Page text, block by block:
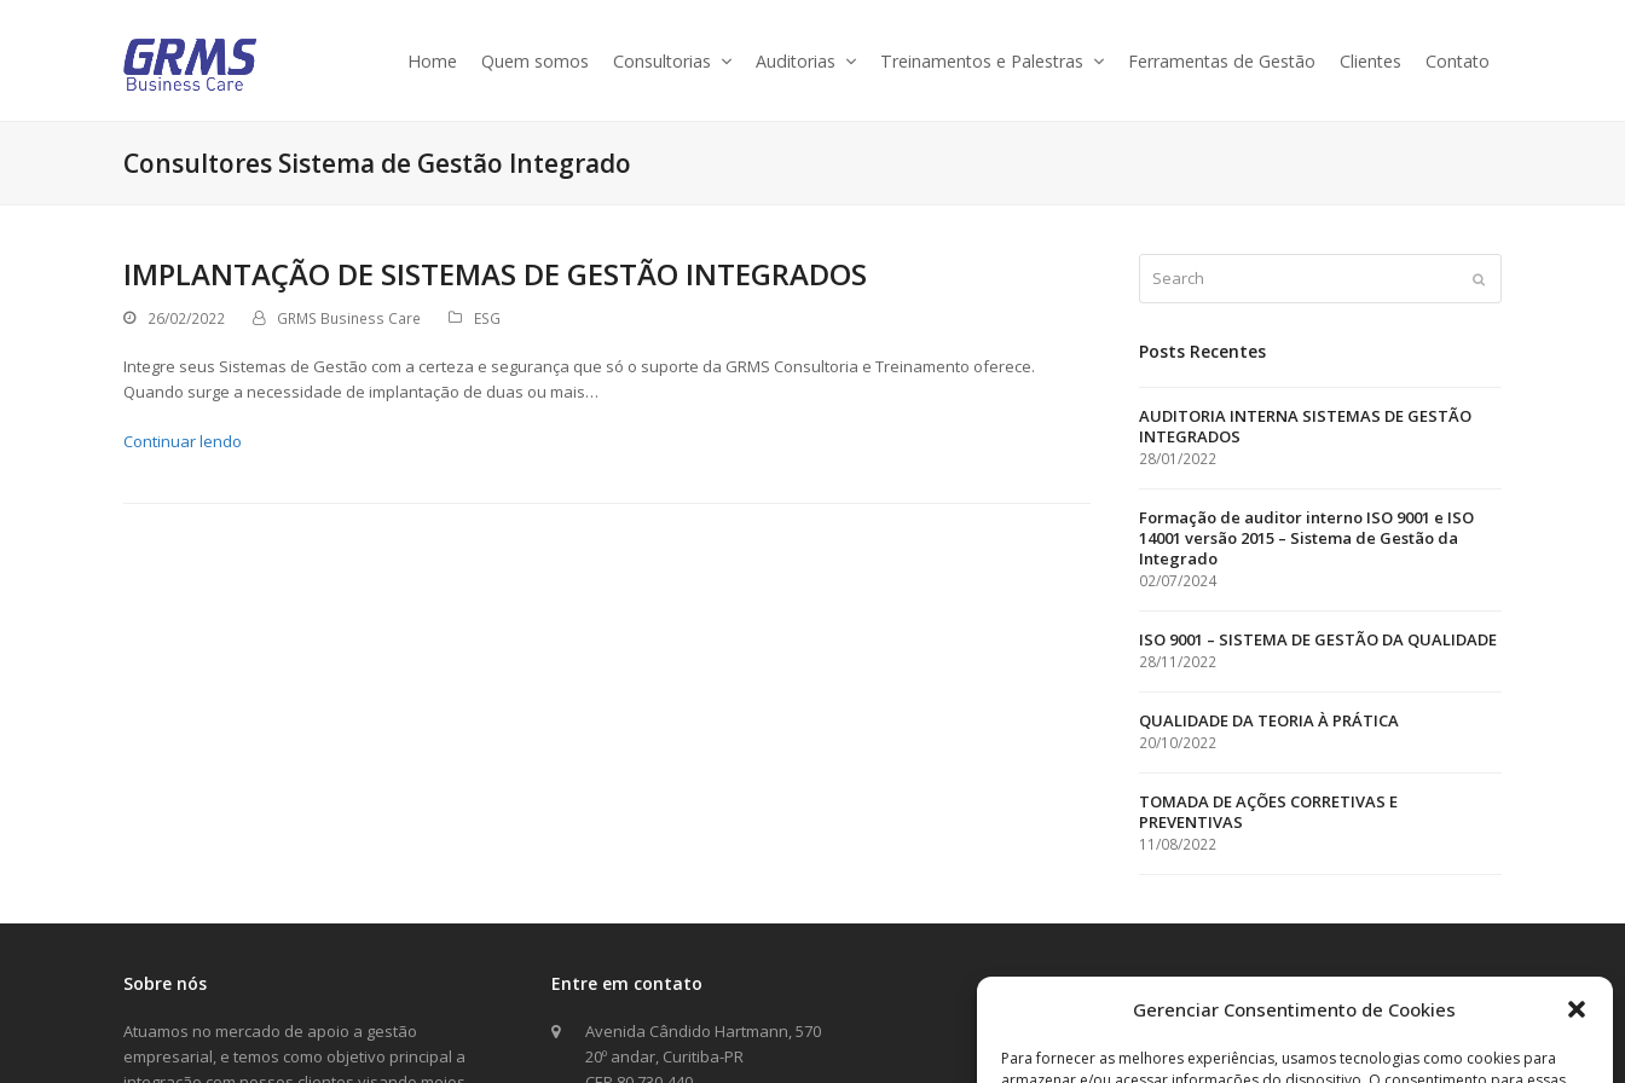
Gerenciar Consentimento de Cookies
Para fornecer as melhores experiências, usamos tecnologias como cookies para
Home Quem somos Consultorias Auditorias Treinamentos e Palestras Ferramentas de Gestão Clientes Contato
Consultores Sistema de Gestão Integrado
IMPLANTAÇÃO DE SISTEMAS DE GESTÃO INTEGRADOS
26/02/2022 GRMS Business Care ESG
Integre seus Sistemas de Gestão com a certeza e segurança que só o suporte da GRMS Consultoria e Treinamento oferece.
Quando surge a necessidade de implantação de duas ou mais…
Continuar lendo
Posts Recentes
AUDITORIA INTERNA SISTEMAS DE GESTÃO
INTEGRADOS
28/01/2022
Formação de auditor interno ISO 9001 e ISO
14001 versão 2015 – Sistema de Gestão da
Integrado
02/07/2024
ISO 9001 – SISTEMA DE GESTÃO DA QUALIDADE
28/11/2022
QUALIDADE DA TEORIA À PRÁTICA
20/10/2022
TOMADA DE AÇÕES CORRETIVAS E
PREVENTIVAS
11/08/2022
Sobre nós
Atuamos no mercado de apoio a gestão
empresarial, e temos como objetivo principal a
Entre em contato
Avenida Cândido Hartmann, 570
20º andar, Curitiba-PR